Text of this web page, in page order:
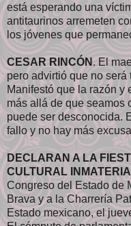
está esperando una
antitaurinos arremeten
los jóvenes que
CESAR RINCÓN. El
pero advirtió que no será
Manifestó que la razón y
más allá de que seamos
puede ser desconocida.
fallo y no hay más
DECLARAN A LA
CULTURAL
Congreso del Estado de
Brava y a la Charrería
Estado mexicano, el